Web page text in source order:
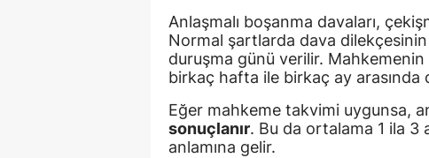
Anlaşmalı boşanma davaları,
Normal şartlarda dava
duruşma günü verilir.
birkaç hafta ile birkaç ay arasında
Eğer mahkeme takvimi uygunsa,
sonuçlanır. Bu da ortalama 1 ila 3
anlamına gelir.